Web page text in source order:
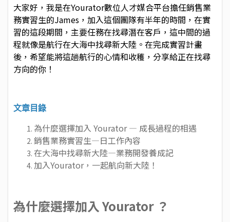
大家好，我是在Yourator數位人才媒合平台擔任銷售業
務實習生的James，加入這個團隊有半年的時間，在實
習的這段期間，主要任務在找尋潛在客戶，這中間的過
程就像是航行在大海中找尋新大陸。在完成實習計畫
後，希望能將這趟航行的心情和收穫，分享給正在找尋
方向的你！
文章目錄
為什麼選擇加入 Yourator — 成長過程的相遇
銷售業務實習生—日工作內容
在大海中找尋新大陸—業務開發養成記
加入Yourator，一起航向新大陸！
為什麼選擇加入 Yourator ？